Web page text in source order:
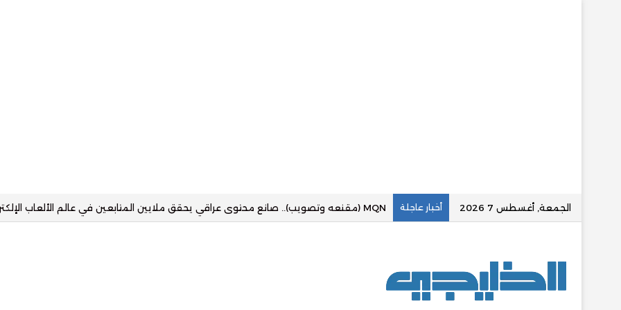
الجمعة, أغسطس 7 2026 أخبار عاجلة «عقارينا بلس» تعزز حضور التقنية في القطاع العقاري بمنصة رقمية تستهدف مختلف شرائح